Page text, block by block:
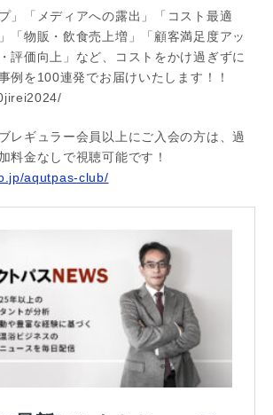
」「メディアへの露出」「コスト最適
「物販・飲食売上増」「顧客満足度アッ
評価向上」など、コストをかけ過ぎずに
例を100連発でお届けいたします！！
レギュラー会員以上にご入会の方は、過
料金なしで視聴可能です！
aqutpas-club/